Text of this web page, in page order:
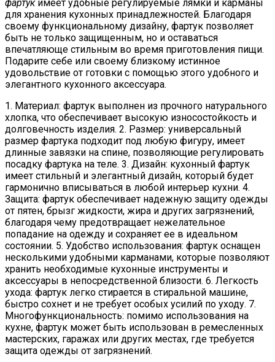
фартукимеет удобные регулируемые лямки и карманы
для хранения кухонных принадлежностей. Благодаря
своему функциональному дизайну, фартук позволяет
быть не только защищенным, но и оставаться
впечатляюще стильным во время приготовления пищи.
Подарите себе или своему близкому истинное
удовольствие от готовки с помощью этого удобного и
элегантного кухонного аксессуара.
1. Материал: фартук выполнен из прочного натурального
хлопка, что обеспечивает высокую износостойкость и
долговечность изделия. 2. Размер: универсальный
размер фартука подходит под любую фигуру, имеет
длинные завязки на спине, позволяющие регулировать
посадку фартука на теле. 3. Дизайн: кухонный фартук
имеет стильный и элегантный дизайн, который будет
гармонично вписываться в любой интерьер кухни. 4.
Защита: фартук обеспечивает надежную защиту одежды
от пятен, брызг жидкости, жира и других загрязнений,
благодаря чему предотвращает нежелательное
попадание на одежду и сохраняет ее в идеальном
состоянии. 5. Удобство использования: фартук оснащен
несколькими удобными карманами, которые позволяют
хранить необходимые кухонные инструменты и
аксессуары в непосредственной близости. 6. Легкость
ухода: фартук легко стирается в стиральной машине,
быстро сохнет и не требует особых усилий по уходу. 7.
Многофункциональность: помимо использования на
кухне, фартук может быть использован в ремесленных
мастерских, гаражах или других местах, где требуется
защита одежды от загрязнений.